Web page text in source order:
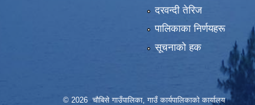
दरवन्दी तेरिज
पालिकाका निर्णयहरू
सूचनाको हक
© 2026 चौबिसे गाउँपालिका, गाउँ कार्यपालिकाको कार्यालय